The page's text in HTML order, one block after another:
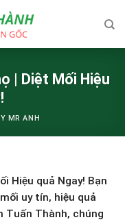
| Diệt Mối Hiệu
MR ANH
Hiệu quả Ngay! Bạn
uy tín, hiệu quả
Tuấn Thành, chúng